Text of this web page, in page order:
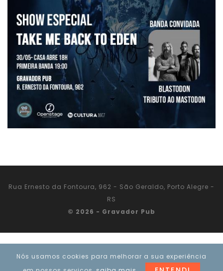
Nós usamos cookies para melhorar a sua experiência
Rua Ernesto da Fontoura, 962 - São Geraldo, Porto Alegre -
RS
© 2026 - Gravador Pub